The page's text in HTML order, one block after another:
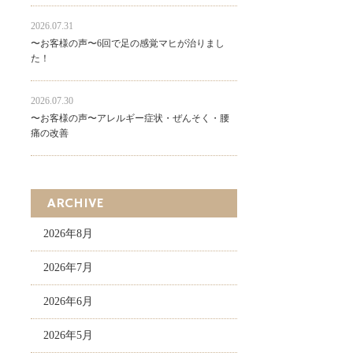
2026.07.31
〜お客様の声〜6回で足の感覚マヒが治りまし
た！
2026.07.30
〜お客様の声〜アレルギー症状・ぜんそく・腰
痛の改善
ARCHIVE
2026年8月
2026年7月
2026年6月
2026年5月